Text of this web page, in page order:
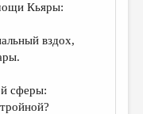
Кьяры:
вздох,
сферы: